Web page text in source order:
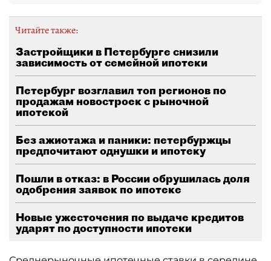
Читайте также:
Застройщики в Петербурге снизили
зависимость от семейной ипотеки
Петербург возглавил топ регионов по
продажам новостроек с рыночной
ипотекой
Без ажиотажа и паники: петербуржцы
предпочитают однушки и ипотеку
Пошли в отказ: в России обрушилась доля
одобрения заявок по ипотеке
Новые ужесточения по выдаче кредитов
ударят по доступности ипотеки